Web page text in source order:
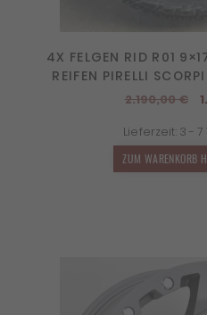
4X FELGEN RID R01
REIFEN PIRELLI
2.190,00€
Lieferzeit: 3 -
ZUM WARENKORB